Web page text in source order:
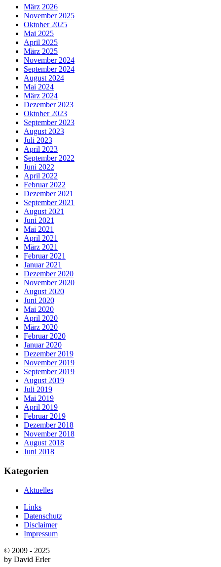
März 2026
November 2025
Oktober 2025
Mai 2025
April 2025
März 2025
November 2024
September 2024
August 2024
Mai 2024
März 2024
Dezember 2023
Oktober 2023
September 2023
August 2023
Juli 2023
April 2023
September 2022
Juni 2022
April 2022
Februar 2022
Dezember 2021
September 2021
August 2021
Juni 2021
Mai 2021
April 2021
März 2021
Februar 2021
Januar 2021
Dezember 2020
November 2020
August 2020
Juni 2020
Mai 2020
April 2020
März 2020
Februar 2020
Januar 2020
Dezember 2019
November 2019
September 2019
August 2019
Juli 2019
Mai 2019
April 2019
Februar 2019
Dezember 2018
November 2018
August 2018
Juni 2018
Kategorien
Aktuelles
Links
Datenschutz
Disclaimer
Impressum
© 2009 - 2025
by David Erler